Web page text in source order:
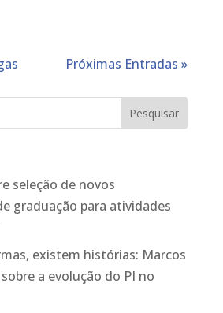
Próximas Entradas »
seleção de novos
graduação para atividades
existem histórias: Marcos
a evolução do PI no